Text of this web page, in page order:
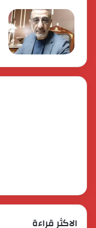
الاكثر قراءة